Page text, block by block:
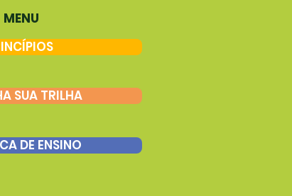
MENU
SUA TRILHA
DE ENSINO